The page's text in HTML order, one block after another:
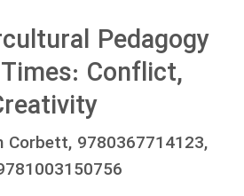
Pedagogy
Conflict,
Corbett, 9780367714123,